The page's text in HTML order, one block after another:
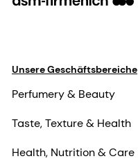
Unsere Geschäftsbereiche
Perfumery & Beauty
Taste, Texture & Health
Health, Nutrition & Care